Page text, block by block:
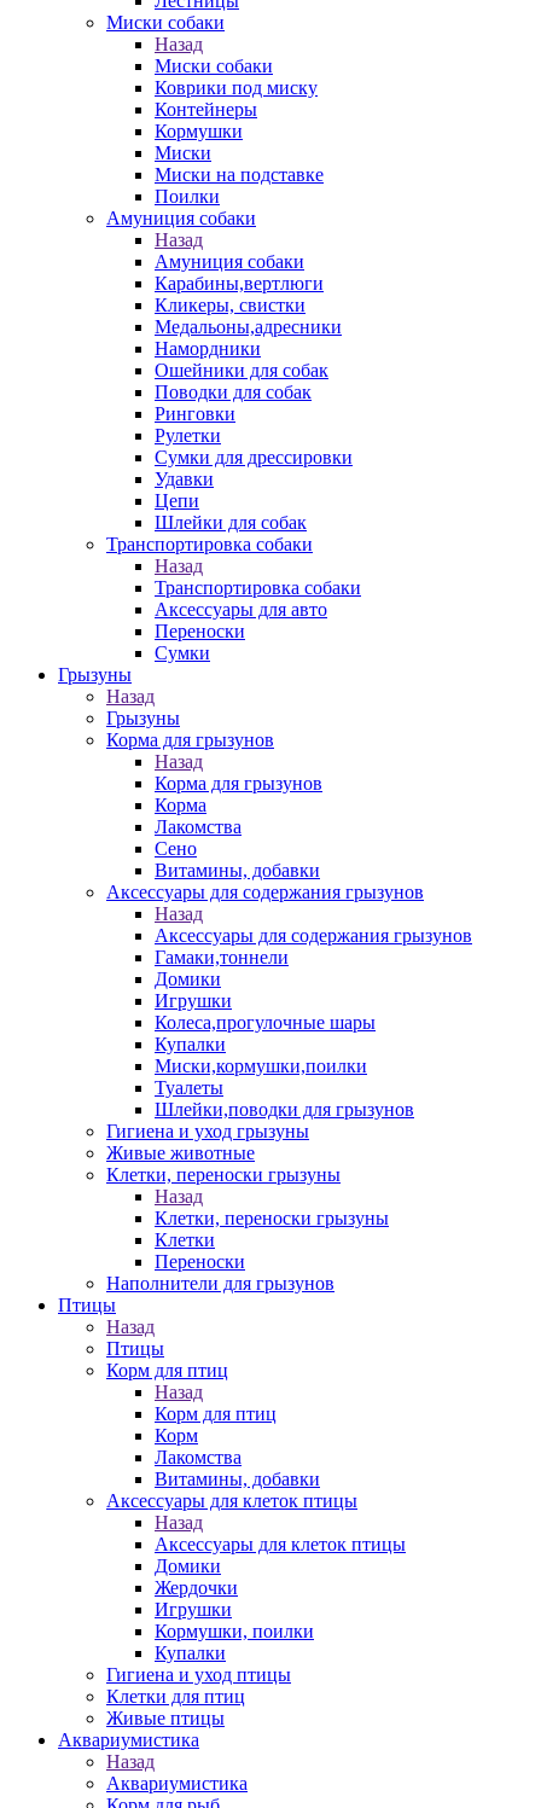
Миски собаки
Назад
Миски собаки
Коврики под миску
Контейнеры
Кормушки
Миски
Миски на подставке
Поилки
Амуниция собаки
Назад
Амуниция собаки
Карабины,вертлюги
Кликеры, свистки
Медальоны,адресники
Намордники
Ошейники для собак
Поводки для собак
Ринговки
Рулетки
Сумки для дрессировки
Удавки
Цепи
Шлейки для собак
Транспортировка собаки
Назад
Транспортировка собаки
Аксессуары для авто
Переноски
Сумки
Грызуны
Назад
Грызуны
Корма для грызунов
Назад
Корма для грызунов
Корма
Лакомства
Сено
Витамины, добавки
Аксессуары для содержания грызунов
Назад
Аксессуары для содержания грызунов
Гамаки,тоннели
Домики
Игрушки
Колеса,прогулочные шары
Купалки
Миски,кормушки,поилки
Туалеты
Шлейки,поводки для грызунов
Гигиена и уход грызуны
Живые животные
Клетки, переноски грызуны
Назад
Клетки, переноски грызуны
Клетки
Переноски
Наполнители для грызунов
Птицы
Назад
Птицы
Корм для птиц
Назад
Корм для птиц
Корм
Лакомства
Витамины, добавки
Аксессуары для клеток птицы
Назад
Аксессуары для клеток птицы
Домики
Жердочки
Игрушки
Кормушки, поилки
Купалки
Гигиена и уход птицы
Клетки для птиц
Живые птицы
Аквариумистика
Назад
Аквариумистика